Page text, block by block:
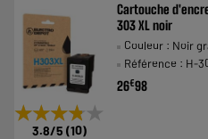
★★★★★
★★★★★
3.8/5 (10)
Cartouche d'encre
303 XL noir
Couleur : Noir
Référence : H-
26€98